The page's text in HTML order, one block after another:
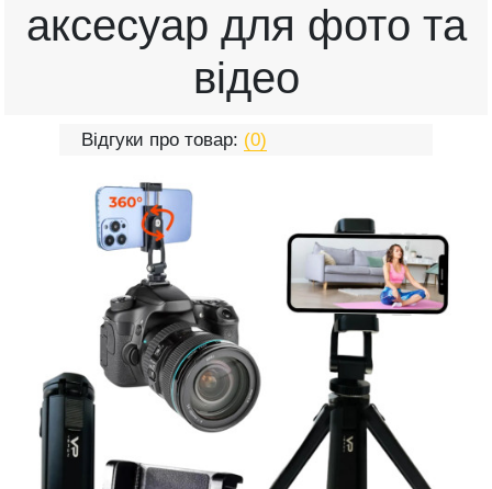
аксесуар для фото та
відео
Відгуки про товар: (0)